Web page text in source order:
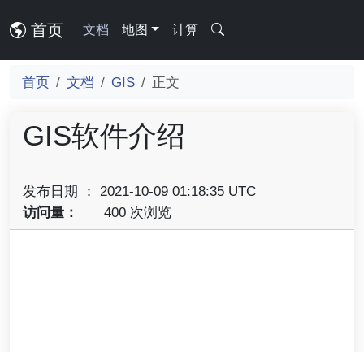
首页 文档 地图 计算
首页 文档 GIS 正文
GIS软件介绍
发布日期 ： 2021-10-09 01:18:35 UTC
访问量：
400 次浏览